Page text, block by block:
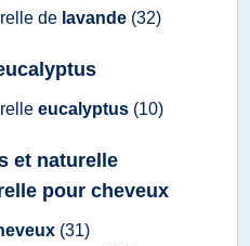
de lavande (32)
eucalyptus (10)
et naturelle
pour cheveux
(31)